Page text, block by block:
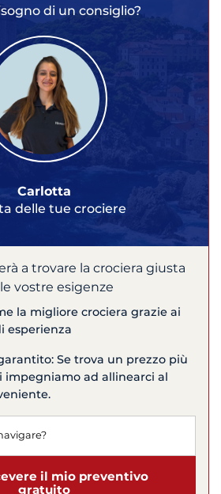
di un consiglio?
Carlotta
delle tue crociere
a trovare la crociera giusta
vostre esigenze
la migliore crociera grazie ai
esperienza
Se trova un prezzo più
impegniamo ad allinearci al
il mio preventivo
gratuito